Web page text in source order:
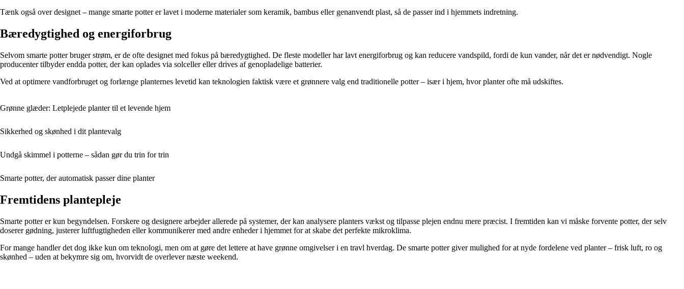
Tænk også over designet – mange smarte potter er lavet i moderne materialer som keramik, bambus eller genanvendt plast, så de passer ind i hjemmets indretning.
Bæredygtighed og energiforbrug
Selvom smarte potter bruger strøm, er de ofte designet med fokus på bæredygtighed. De fleste modeller har lavt energiforbrug og kan reducere vandspild, fordi de kun vander, når det er nødvendigt. Nogle
producenter tilbyder endda potter, der kan oplades via solceller eller drives af genopladelige batterier.
Ved at optimere vandforbruget og forlænge planternes levetid kan teknologien faktisk være et grønnere valg end traditionelle potter – især i hjem, hvor planter ofte må udskiftes.
Grønne glæder: Letplejede planter til et levende hjem
Sikkerhed og skønhed i dit plantevalg
Undgå skimmel i potterne – sådan gør du trin for trin
Smarte potter, der automatisk passer dine planter
Fremtidens plantepleje
Smarte potter er kun begyndelsen. Forskere og designere arbejder allerede på systemer, der kan analysere planters vækst og tilpasse plejen endnu mere præcist. I fremtiden kan vi måske forvente potter, der selv
doserer gødning, justerer luftfugtigheden eller kommunikerer med andre enheder i hjemmet for at skabe det perfekte mikroklima.
For mange handler det dog ikke kun om teknologi, men om at gøre det lettere at have grønne omgivelser i en travl hverdag. De smarte potter giver mulighed for at nyde fordelene ved planter – frisk luft, ro og
skønhed – uden at bekymre sig om, hvorvidt de overlever næste weekend.